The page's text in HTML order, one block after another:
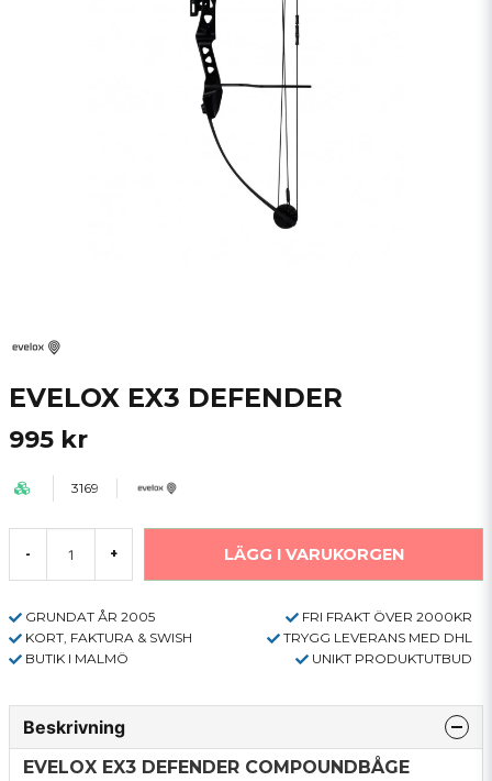
EVELOX EX3 DEFENDER
995 kr
3169
- + LÄGG I VARUKORGEN
GRUNDAT ÅR 2005
FRI FRAKT ÖVER 2000KR
KORT, FAKTURA & SWISH
TRYGG LEVERANS MED DHL
BUTIK I MALMÖ
UNIKT PRODUKTUTBUD
Beskrivning
EVELOX EX3 DEFENDER COMPOUNDBÅGE